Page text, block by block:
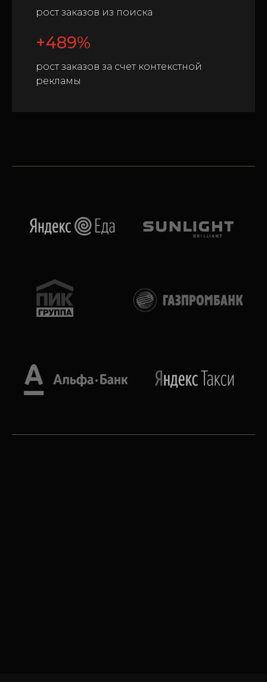
рост заказов из поиска
+489%
рост заказов за счет контекстной
рекламы